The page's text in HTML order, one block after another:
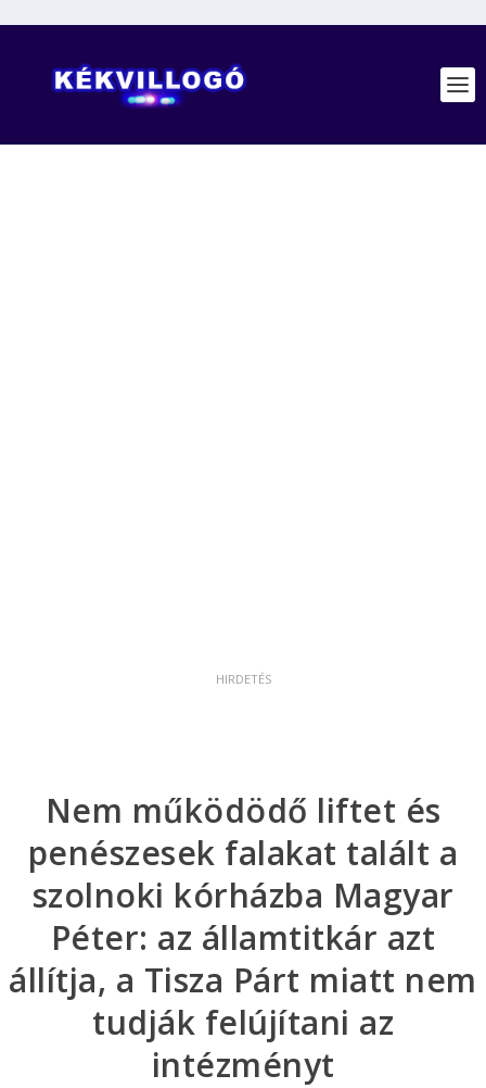
Nem működödő liftet és
penészesek falakat talált a
szolnoki kórházba Magyar
Péter: az államtitkár azt
állítja, a Tisza Párt miatt nem
tudják felújítani az
intézményt